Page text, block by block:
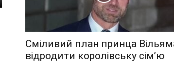
Сміливий план принца
відродити королівську сім’ю